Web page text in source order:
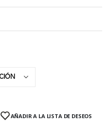
AÑADIR A LA LISTA DE DESEOS